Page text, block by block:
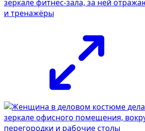
зеркале фитнес-зала, за ней
и тренажёры